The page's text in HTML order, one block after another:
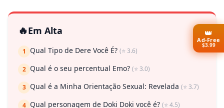
🔥Em Alta
1 Qual Tipo de Dere Você É? (⭐ 3.6)
2 Qual é o seu percentual Emo? (⭐ 3.0)
3 Qual é a Minha Orientação Sexual: Revelada (⭐ 3.7)
4 Qual personagem de Doki Doki você é? (⭐ 4.5)
👑
Ad-Free
$3.99